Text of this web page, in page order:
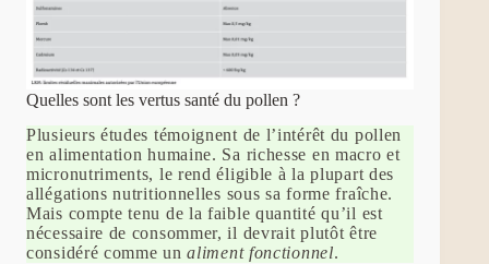
Quelles sont les vertus santé du pollen ?
Plusieurs études témoignent de l’intérêt du pollen
en alimentation humaine. Sa richesse en macro et
micronutriments, le rend éligible à la plupart des
allégations nutritionnelles sous sa forme fraîche.
Mais compte tenu de la faible quantité qu’il est
nécessaire de consommer, il devrait plutôt être
considéré comme unaliment fonctionnel.